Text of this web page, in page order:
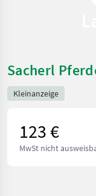
Sacherl
Kleinanzeige
123 €
MwSt nicht